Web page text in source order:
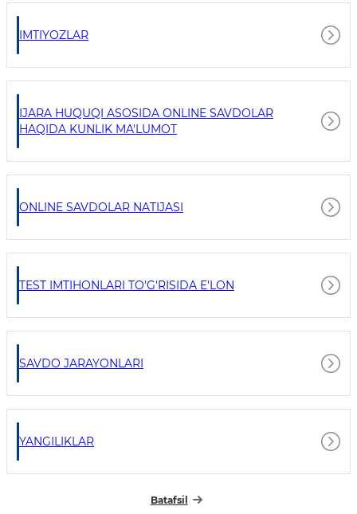
IMTIYOZLAR
IJARA HUQUQI ASOSIDA ONLINE SAVDOLAR
HAQIDA KUNLIK MA'LUMOT
ONLINE SAVDOLAR NATIJASI
TEST IMTIHONLARI TO'G'RISIDA E'LON
SAVDO JARAYONLARI
YANGILIKLAR
Batafsil